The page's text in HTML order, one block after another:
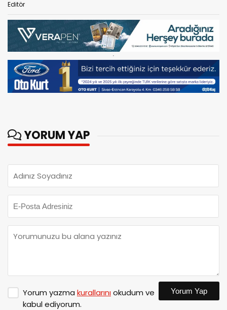
Editör
YORUM YAP
Yorum yazma kurallarınıokudum ve
kabul ediyorum.
Yorum Yap